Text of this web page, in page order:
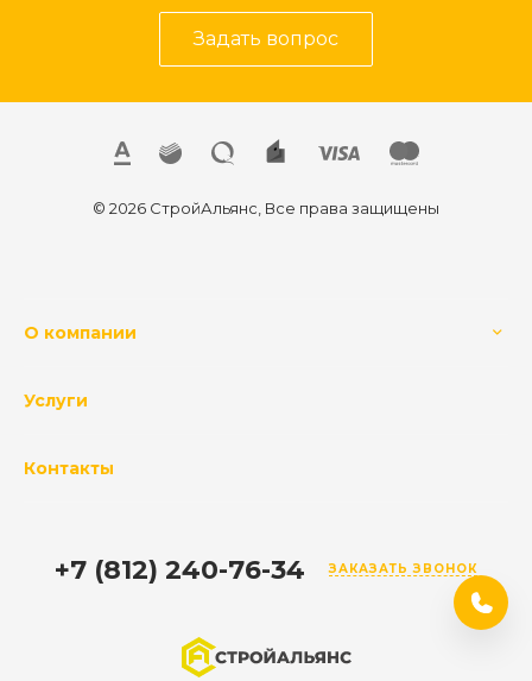
Задать вопрос
© 2026 СтройАльянс, Все права защищены
О компании
Услуги
Контакты
+7 (812) 240-76-34 ЗАКАЗАТЬ ЗВОНОК